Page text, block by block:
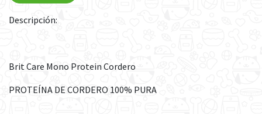
Descripción:
Brit Care Mono Protein Cordero
PROTEÍNA DE CORDERO 100% PURA